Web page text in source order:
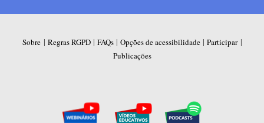
Sobre | Regras RGPD| FAQs| Opções de acessibilidade| Participar|
Publicações